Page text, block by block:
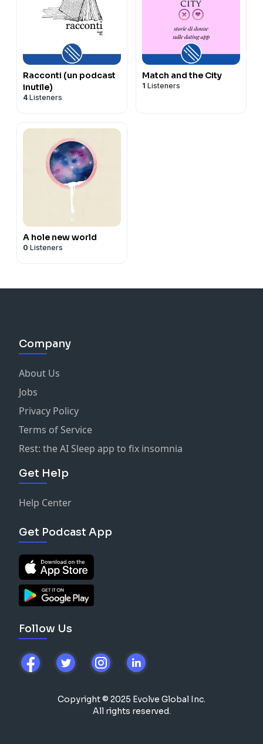
Racconti (un podcast
inutile)
4 Listeners
Match and the City
1 Listeners
A hole new world
0 Listeners
Company
About Us
Jobs
Privacy Policy
Terms of Service
Rest: the AI Sleep app to fix insomnia
Get Help
Help Center
Get Podcast App
Follow Us
Copyright © 2025 Evolve Global Inc.
All rights reserved.